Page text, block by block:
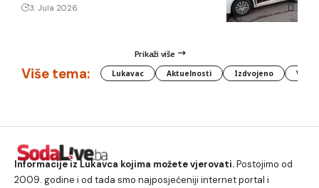
3. Jula 2026.
Prikaži više
Više tema: Lukavac Aktuelnosti Izdvojeno
Informacije iz Lukavca kojima možete vjerovati.Postojimo od
2009. godine i od tada smo najposjećeniji internet portal i